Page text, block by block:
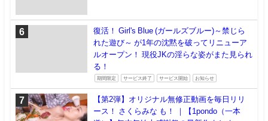
復活！ Girl's Blue (ガールズブルー)～禁じら
れた遊び～ が1年の沈黙を破ってリニューア
ルオープン！ 現役JKの淫らな姿がまた見られ
る！
期間限定 サービス終了 サービス開始 お知らせ
【第2弾】オリジナル無修正動画を毎日リリ
ース！ さくらみな も！ ｜【1pondo（一本